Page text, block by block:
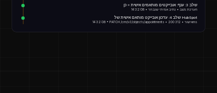
שלב 3: ענף: אובייקטים מותאמים אישית = כן
14:32:08 • הערכת מצב • נתיב אמיתי שנבחר
שלב 4: עדכון אובייקט מותאם אישית של HubSpot
14:32:08 • PATCH /crm/v3/objects/appointments • 200 אישור • 312ms